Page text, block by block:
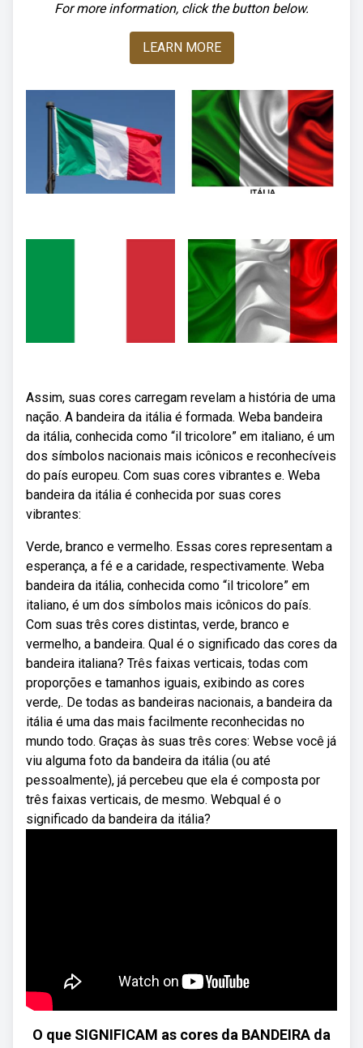
For more information, click the button below.
LEARN MORE
Assim, suas cores carregam revelam a história de uma
nação. A bandeira da itália é formada. Weba bandeira
da itália, conhecida como “il tricolore” em italiano, é um
dos símbolos nacionais mais icônicos e reconhecíveis
do país europeu. Com suas cores vibrantes e. Weba
bandeira da itália é conhecida por suas cores
vibrantes:
Verde, branco e vermelho. Essas cores representam a
esperança, a fé e a caridade, respectivamente. Weba
bandeira da itália, conhecida como “il tricolore” em
italiano, é um dos símbolos mais icônicos do país.
Com suas três cores distintas, verde, branco e
vermelho, a bandeira. Qual é o significado das cores da
bandeira italiana? Três faixas verticais, todas com
proporções e tamanhos iguais, exibindo as cores
verde,. De todas as bandeiras nacionais, a bandeira da
itália é uma das mais facilmente reconhecidas no
mundo todo. Graças às suas três cores: Webse você já
viu alguma foto da bandeira da itália (ou até
pessoalmente), já percebeu que ela é composta por
três faixas verticais, de mesmo. Webqual é o
significado da bandeira da itália?
O que SIGNIFICAM as cores da BANDEIRA da